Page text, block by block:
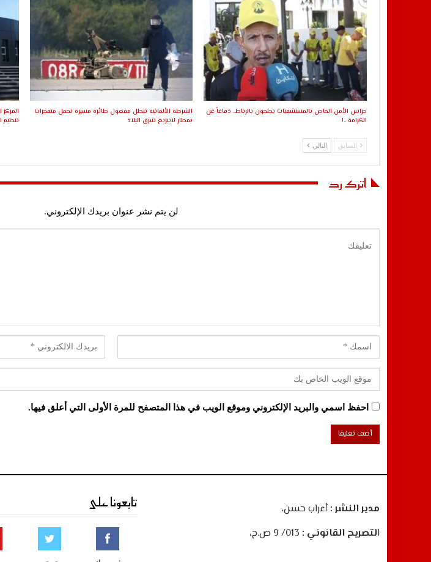
حراس الأمن الخاص بالمستشفيات يحتجون بالرباط.. دفاعاً عن
الكرامة ..!
الشرطة الألمانية تبطل مفعول طائرة مسيرة تحمل متفجرات
بمطار لايبزيغ شرق البلاد
تنظيم 40 مهرجانا وتظاهرة…
السابق التالي
اترك رد
لن يتم نشر عنوان بريدك الإلكتروني.
احفظ اسمي والبريد الإلكتروني وموقع الويب في هذا المتصفح للمرة الأولى التي أعلق فيها.
مدير النشر :أعراب حسن،
التصريح القانوني :
تابعونا على